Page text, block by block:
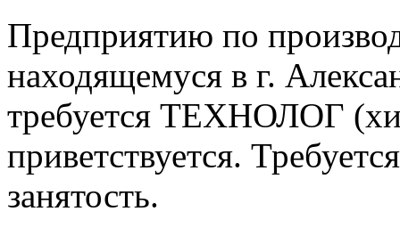
Предприятию по
находящемуся в г.
требуется ТЕХНОЛОГ
приветствуется.
занятость.